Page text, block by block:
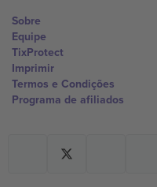
Sobre
Equipe
TixProtect
Imprimir
Termos e Condições
Programa de afiliados